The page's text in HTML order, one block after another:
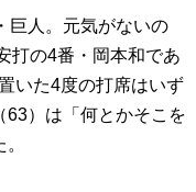
巨人。元気がないの
打の4番・岡本和であ
いた4度の打席はいず
）は「何とかそこを